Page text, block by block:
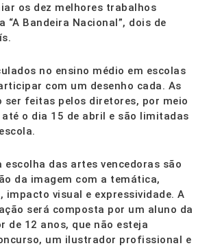
os dez melhores trabalhos
“A Bandeira Nacional”, dois de
no ensino médio em escolas
com um desenho cada. As
ser feitas pelos diretores, por meio
até o dia 15 de abril e são limitadas
escolha das artes vencedoras são
da imagem com a temática,
impacto visual e expressividade. A
será composta por um aluno da
de 12 anos, que não esteja
um ilustrador profissional e